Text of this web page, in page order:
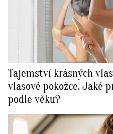
Tajemství krásných
vlasové pokožce. Jaké
podle věku?